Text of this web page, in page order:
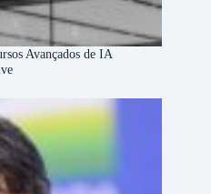
Avançados de IA